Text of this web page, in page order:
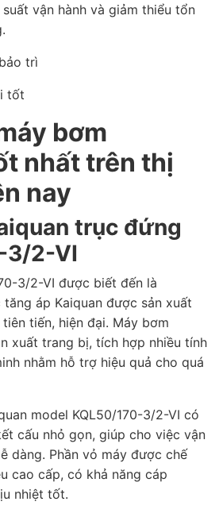
vận hành và giảm thiểu tổn
trì
tốt
bơm
nhất trên thị
nay
trục đứng
3/2-VI
3/2-VI được biết đến là
áp Kaiquan được sản xuất
tiến, hiện đại. Máy bơm
xuất trang bị, tích hợp nhiều tính
nhằm hỗ trợ hiệu quả cho quá
model KQL50/170-3/2-VI có
cấu nhỏ gọn, giúp cho việc vận
dàng. Phần vỏ máy được chế
cao cấp, có khả năng cáp
nhiệt tốt.